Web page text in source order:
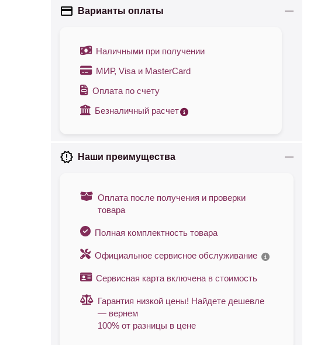
Варианты оплаты
Наличными при получении
МИР, Visa и MasterCard
Оплата по счету
Безналичный расчет
Наши преимущества
Оплата после получения и проверки
товара
Полная комплектность товара
Официальное сервисное обслуживание
Сервисная карта включена в стоимость
Гарантия низкой цены! Найдете дешевле
— вернем
100% от разницы в цене